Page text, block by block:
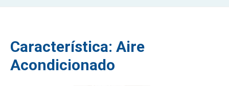
NUESTROS SERVICIOS
Característica: Aire
Acondicionado